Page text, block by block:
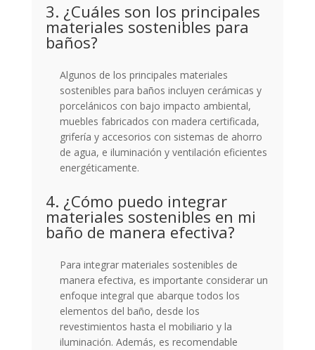
3. ¿Cuáles son los principales
materiales sostenibles para
baños?
Algunos de los principales materiales
sostenibles para baños incluyen cerámicas y
porcelánicos con bajo impacto ambiental,
muebles fabricados con madera certificada,
grifería y accesorios con sistemas de ahorro
de agua, e iluminación y ventilación eficientes
energéticamente.
4. ¿Cómo puedo integrar
materiales sostenibles en mi
baño de manera efectiva?
Para integrar materiales sostenibles de
manera efectiva, es importante considerar un
enfoque integral que abarque todos los
elementos del baño, desde los
revestimientos hasta el mobiliario y la
iluminación. Además, es recomendable